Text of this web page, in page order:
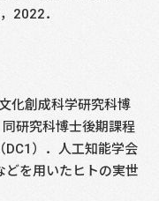
2022．
化創成科学研究科博
研究科博士後期課程
DC1）．人工知能学会
どを用いたヒトの実世